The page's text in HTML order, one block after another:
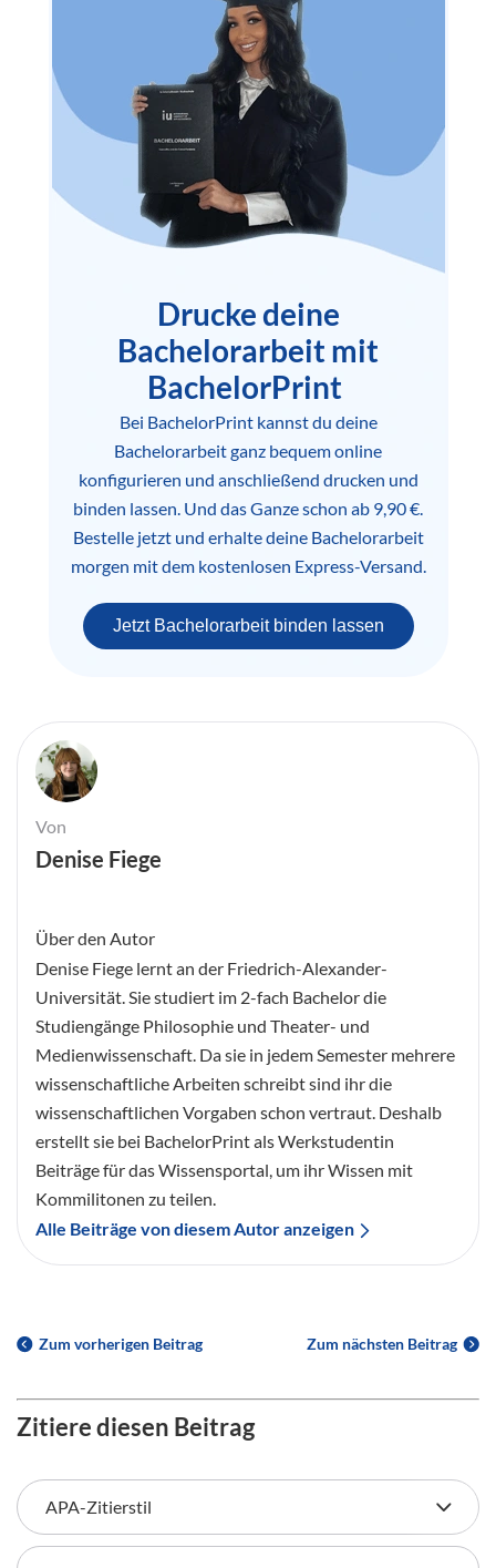
Drucke deine
Bachelorarbeit mit
BachelorPrint
Bei BachelorPrint kannst du deine
Bachelorarbeit ganz bequem online
konfigurieren und anschließend drucken und
binden lassen. Und das Ganze schon ab 9,90 €.
Bestelle jetzt und erhalte deine Bachelorarbeit
morgen mit dem kostenlosen Express-Versand.
Jetzt Bachelorarbeit binden lassen
Von
Denise Fiege
Über den Autor
Denise Fiege lernt an der Friedrich-Alexander-
Universität. Sie studiert im 2-fach Bachelor die
Studiengänge Philosophie und Theater- und
Medienwissenschaft. Da sie in jedem Semester mehrere
wissenschaftliche Arbeiten schreibt sind ihr die
wissenschaftlichen Vorgaben schon vertraut. Deshalb
erstellt sie bei BachelorPrint als Werkstudentin
Beiträge für das Wissensportal, um ihr Wissen mit
Kommilitonen zu teilen.
Alle Beiträge von diesem Autor anzeigen
Zum vorherigen Beitrag Zum nächsten Beitrag
Zitiere diesen Beitrag